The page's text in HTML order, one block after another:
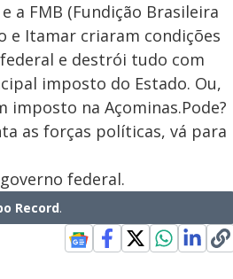
a FMB (Fundição Brasileira
e Itamar criaram condições
e destrói tudo com
imposto do Estado. Ou,
imposto na Açominas.Pode?
as forças políticas, vá para
federal.
Record.